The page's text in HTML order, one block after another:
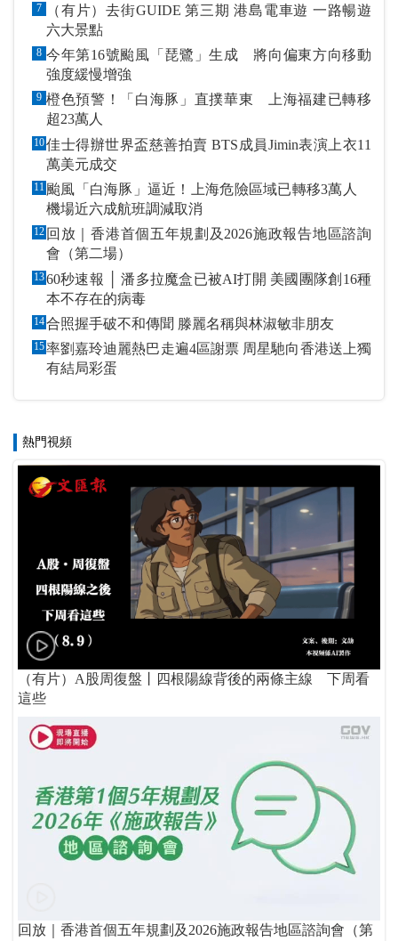
7
（有片）去街GUIDE 第三期 港島電車遊 一路暢遊
六大景點
8 今年第16號颱風「琵鷺」生成 將向偏東方向移動
強度緩慢增強
9 橙色預警！「白海豚」直撲華東 上海福建已轉移
超23萬人
10佳士得辦世界盃慈善拍賣 BTS成員Jimin表演上衣11
萬美元成交
11 颱風「白海豚」逼近！上海危險區域已轉移3萬人
機場近六成航班調減取消
12 回放｜香港首個五年規劃及2026施政報告地區諮詢
會（第二場）
1360秒速報 │ 潘多拉魔盒已被AI打開 美國團隊創16種
本不存在的病毒
14 合照握手破不和傳聞 滕麗名稱與林淑敏非朋友
15率劉嘉玲迪麗熱巴走遍4區謝票 周星馳向香港送上獨
有結局彩蛋
熱門視頻
（有片）A股周復盤丨四根陽線背後的兩條主線 下周看
這些
回放｜香港首個五年規劃及2026施政報告地區諮詢會（第